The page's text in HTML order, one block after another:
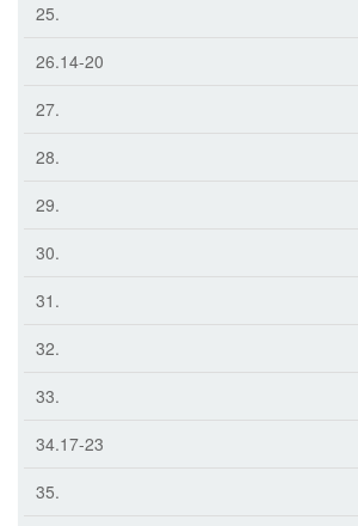
25.
26.14-20
27.
28.
29.
30.
31.
32.
33.
34.17-23
35.